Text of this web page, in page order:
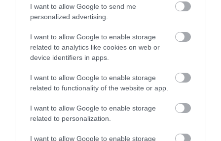
I want to allow Google to send me
personalized advertising.
I want to allow Google to enable storage
related to analytics like cookies on web or
device identifiers in apps.
I want to allow Google to enable storage
related to functionality of the website or app.
I want to allow Google to enable storage
related to personalization.
I want to allow Google to enable storage
Legfrissebb híreink